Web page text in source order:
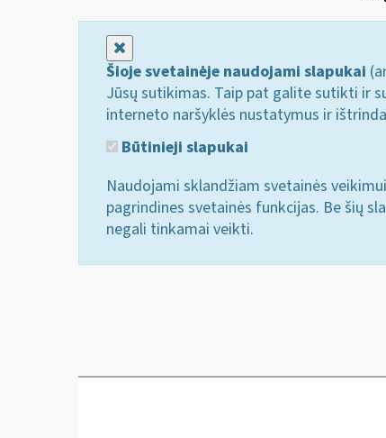
Šioje svetainėje naudojami slapukai
Jūsų sutikimas. Taip pat galite sutikti ir
interneto naršyklės nustatymus ir
Būtinieji slapukai
Naudojami sklandžiam svetainės
pagrindines svetainės funkcijas. Be šių
negali tinkamai veikti.